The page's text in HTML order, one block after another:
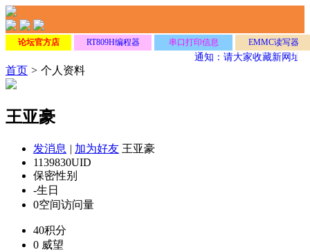
论坛官方店 RT809H编程器 串口打印信息 EMMC读写器
通知：请大家收藏新网址
首页 > 个人资料
王亚豪
发消息 | 加为好友 王亚豪
1139830UID
保密性别
-生日
0空间访问量
40积分
0 威望